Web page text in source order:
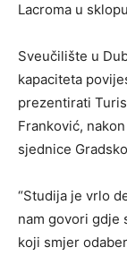
Lacroma u
Sveučilište u
kapaciteta
prezentirati
Franković,
sjednice
“Studija je vrlo
nam govori gdje
koji smjer